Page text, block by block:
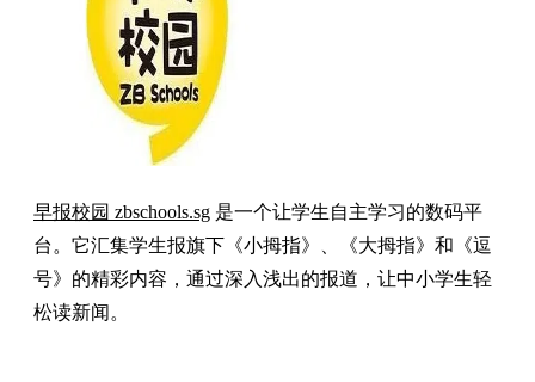
早报校园 zbschools.sg 是一个让学生自主学习的数码平
台。它汇集学生报旗下《小拇指》、《大拇指》和《逗
号》的精彩内容，通过深入浅出的报道，让中小学生轻
松读新闻。